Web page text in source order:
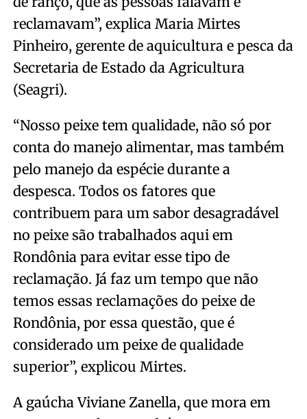
reclamavam”, explica Maria Mirtes
Pinheiro, gerente de aquicultura e pesca da
Secretaria de Estado da Agricultura
(Seagri).
“Nosso peixe tem qualidade, não só por
conta do manejo alimentar, mas também
pelo manejo da espécie durante a
despesca. Todos os fatores que
contribuem para um sabor desagradável
no peixe são trabalhados aqui em
Rondônia para evitar esse tipo de
reclamação. Já faz um tempo que não
temos essas reclamações do peixe de
Rondônia, por essa questão, que é
considerado um peixe de qualidade
superior”, explicou Mirtes.
A gaúcha Viviane Zanella, que mora em